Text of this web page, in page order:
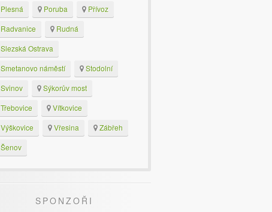
Plesná
Poruba
Přívoz
Radvanice
Rudná
Slezská Ostrava
Smetanovo náměstí
Stodolní
Svinov
Sýkorův most
Třebovice
Vítkovice
Výškovice
Vřesina
Zábřeh
Šenov
SPONZOŘI